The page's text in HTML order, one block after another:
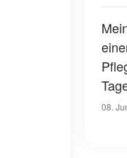
vor
08.